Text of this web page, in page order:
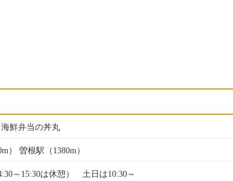
鮮弁当の丼丸
） 曽根駅（1380m）
～15:30は休憩） 土日は10:30～